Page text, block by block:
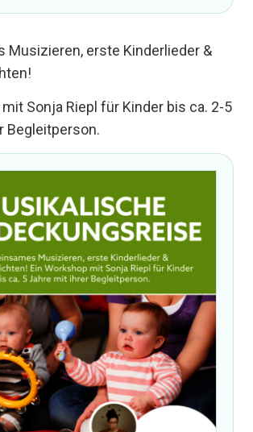
Musizieren, erste Kinderlieder &
Sonja Riepl für Kinder bis ca. 2-5
Begleitperson.